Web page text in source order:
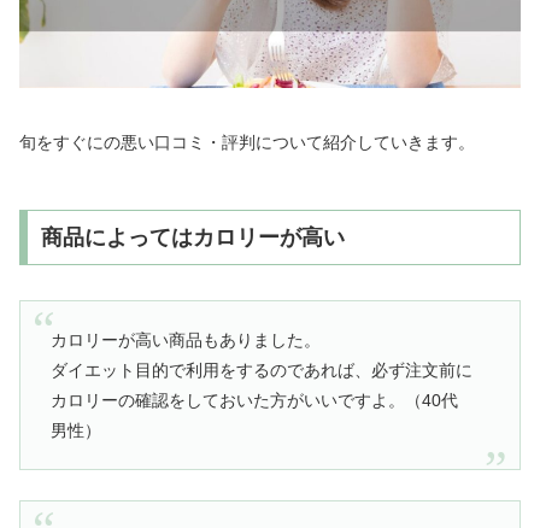
旬をすぐにの悪い口コミ・評判について紹介していきます。
商品によってはカロリーが高い
カロリーが高い商品もありました。
ダイエット目的で利用をするのであれば、必ず注文前に
カロリーの確認をしておいた方がいいですよ。（40代
男性）